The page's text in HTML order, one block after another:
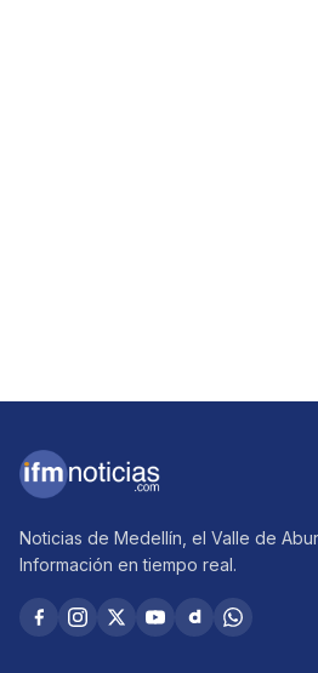
Noticias de Medellín, el Valle de
Información en tiempo real.